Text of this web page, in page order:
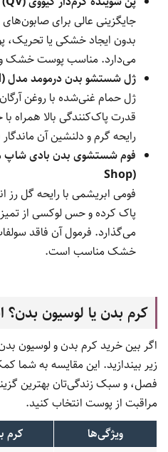
جایگزینی عالی برای
بدون ایجاد خشکی یا تحریک،
می‌دارد. مناسب پوست
ژل شستشو بدن درمومد مدل Argan Oil (Dermomed)
ژل حمام غنی‌شده با روغن
قدرت پاک‌کنندگی بالا همراه
رایحه گرم و دلنشین آن
Shop)
فومی ابریشمی با رایحه گل رز
پاک کرده و حس لوکسی از
می‌گذارد. فرمول آن فاقد
خشک مناسب است.
کرم بدن یا لوسیون بدن؟
اگر بین خرید کرم بدن و لوسیون
زیر بیندازید. این مقایسه به
فصل، و سبک زندگی‌تان بهترین
مراقبت از پوست انتخاب کنید.
ویژگی‌ها
کرم